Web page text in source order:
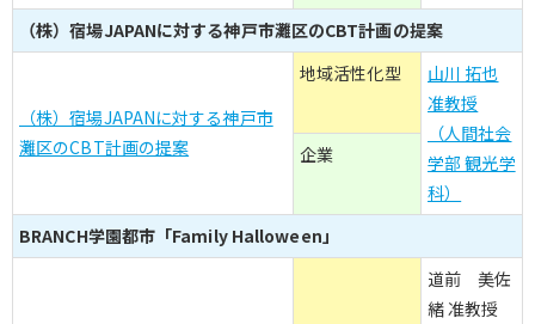
（株）宿場JAPANに対する神戸市灘区のCBT計画の提案
（株）宿場JAPANに対する神戸市
灘区のCBT計画の提案
地域活性化型
山川 拓也
准教授
（人間社会
学部 観光学
科）
企業
BRANCH学園都市「Family Halloween」
道前 美佐
緒 准教授